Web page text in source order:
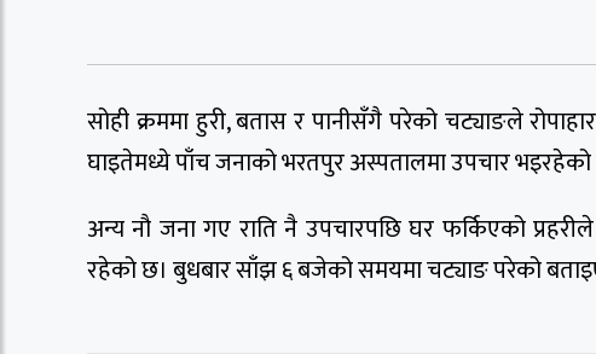
सोही क्रममा हुरी, बतास र पानीसँगै परेको चट्याङले
घाइतेमध्ये पाँच जनाको भरतपुर अस्पतालमा उपचार
अन्य नौ जना गए राति नै उपचारपछि घर फर्किएको
रहेको छ। बुधबार साँझ ६ बजेको समयमा चट्याङ परेको